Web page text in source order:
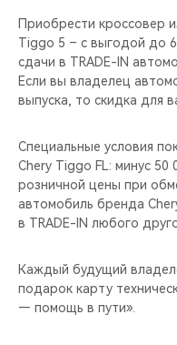
CHERY REMOTE
CHERY И СПОРТ
НАШИ МЕРОПРИЯТИЯ
ВИДЕООБЗОРЫ
CHERY ДЛЯ ДЕТЕЙ
Приобрести кроссовер
Tiggo 5 – c выгодой до
сдачи в TRADE-IN
Если вы владелец
выпуска, то скидка для
Специальные условия
Chery Tiggo FL: минус
розничной цены при
автомобиль бренда
в TRADE-IN любого
Каждый будущий
подарок карту
— помощь в пути».